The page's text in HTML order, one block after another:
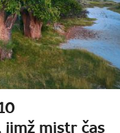
jimž mistr čas